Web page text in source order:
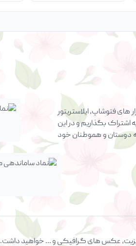
فتوشاپ، ایلاستریتور
اشتراک بگذاریم و در این
به دوستان و هموطنان خود
ویزیت، عکس های گرافیکی و ... خواهید داشت.